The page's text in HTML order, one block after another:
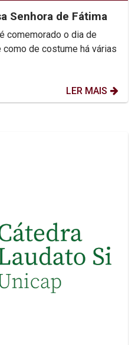
Senhora de Fátima
comemorado o dia de
como de costume há várias
LER MAIS